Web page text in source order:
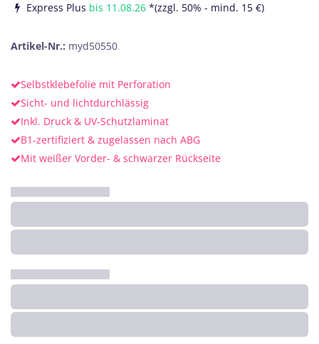
Express Plus bis 11.08.26 *(zzgl. 50% - mind. 15 €)
Artikel-Nr.: myd50550
Selbstklebefolie mit Perforation
Sicht- und lichtdurchlässig
Inkl. Druck & UV-Schutzlaminat
B1-zertifiziert & zugelassen nach ABG
Mit weißer Vorder- & schwarzer Rückseite